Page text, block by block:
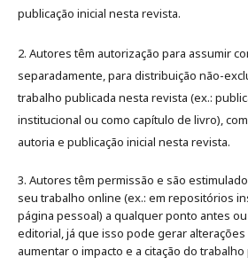
publicação inicial nesta revista.
2. Autores têm autorização para assumir
separadamente, para distribuição não-
trabalho publicada nesta revista (ex.:
institucional ou como capítulo de livro),
autoria e publicação inicial nesta revista.
3. Autores têm permissão e são
seu trabalho online (ex.: em repositórios
página pessoal) a qualquer ponto antes
editorial, já que isso pode gerar
aumentar o impacto e a citação do